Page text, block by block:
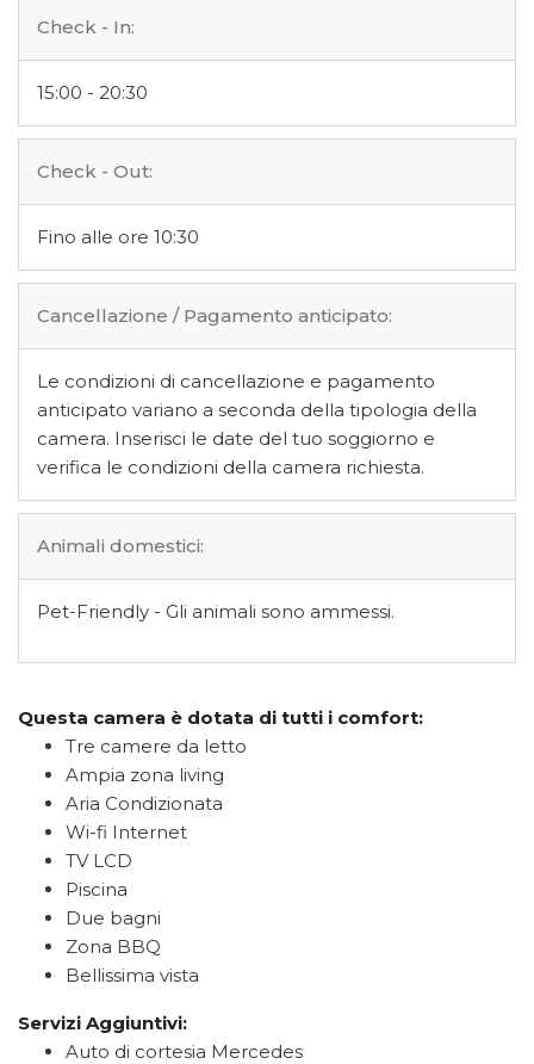
Check - In:
15:00 - 20:30
Check - Out:
Fino alle ore 10:30
Cancellazione / Pagamento anticipato:
Le condizioni di cancellazione e pagamento
anticipato variano a seconda della tipologia della
camera. Inserisci le date del tuo soggiorno e
verifica le condizioni della camera richiesta.
Animali domestici:
Pet-Friendly - Gli animali sono ammessi.
Questa camera è dotata di tutti i comfort:
Tre camere da letto
Ampia zona living
Aria Condizionata
Wi-fi Internet
TV LCD
Piscina
Due bagni
Zona BBQ
Bellissima vista
Servizi Aggiuntivi:
Auto di cortesia Mercedes